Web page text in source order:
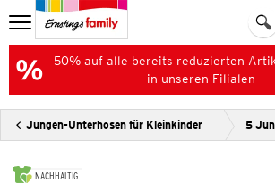
50% auf alle bereits reduzierten
in unseren Filialen
Jungen-Unterhosen für Kleinkinder 5
NACHHALTIG